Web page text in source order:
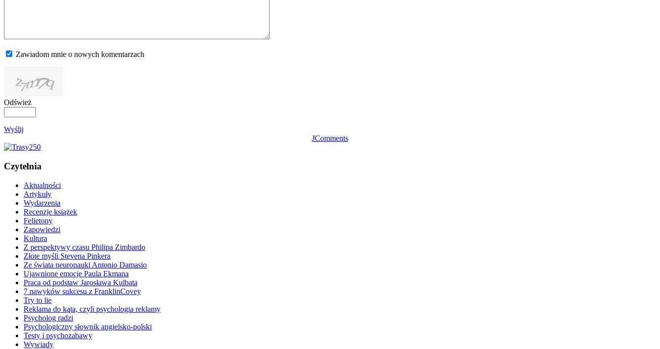
Zawiadom mnie o nowych komentarzach
Odśwież
Wyślij
JComments
Czytelnia
Aktualności
Artykuły
Wydarzenia
Recenzje książek
Felietony
Zapowiedzi
Kultura
Z perspektywy czasu Philipa Zimbardo
Złote myśli Stevena Pinkera
Ze świata neuronauki Antonio Damasio
Ujawnione emocje Paula Ekmana
Praca od podstaw Jarosława Kulbata
7 nawyków sukcesu z FranklinCovey
Try to lie
Reklama do kąta, czyli psychologia reklamy
Psycholog radzi
Psychologiczny słownik angielsko-polski
Testy i psychozabawy
Wywiady